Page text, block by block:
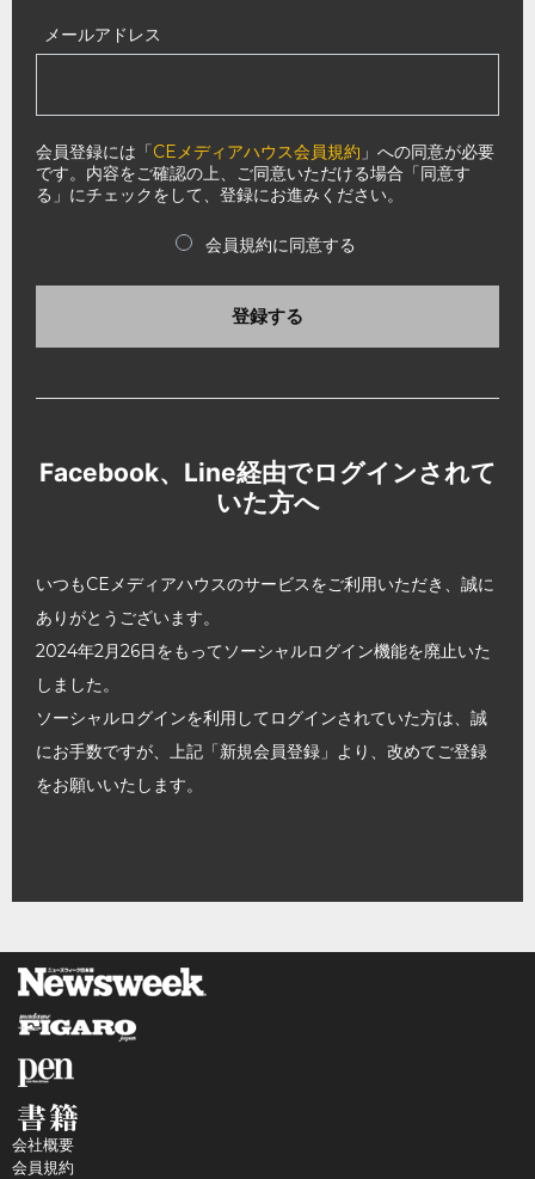
メールアドレス
会員登録には「CEメディアハウス会員規約 」への同意が必要
です。内容をご確認の上、ご同意いただける場合「同意す
る」にチェックをして、登録にお進みください。
会員規約に同意する
登録する
Facebook、Line経由でログインされて
いた方へ
いつもCEメディアハウスのサービスをご利用いただき、誠に
ありがとうございます。
2024年2月26日をもってソーシャルログイン機能を廃止いた
しました。
ソーシャルログインを利用してログインされていた方は、誠
にお手数ですが、上記「新規会員登録」より、改めてご登録
をお願いいたします。
会社概要
会員規約